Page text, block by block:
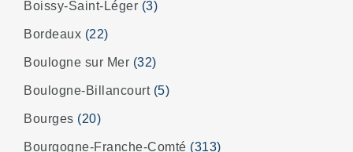
Boissy-Saint-Léger (3)
Bordeaux (22)
Boulogne sur Mer (32)
Boulogne-Billancourt (5)
Bourges (20)
Bourgogne-Franche-Comté (313)